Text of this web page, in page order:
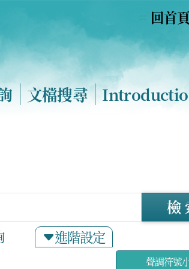
回首頁
文檔搜尋
進階設定
檢
聲調符號